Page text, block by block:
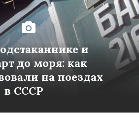
и
до моря: как
на поездах
в СССР